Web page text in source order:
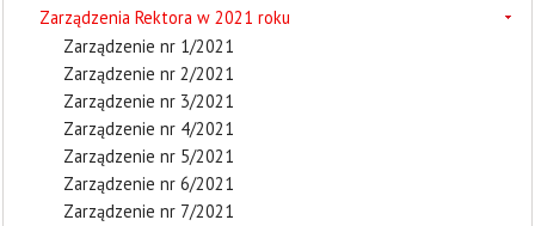
Zarządzenia Rektora w 2021 roku
Zarządzenie nr 1/2021
Zarządzenie nr 2/2021
Zarządzenie nr 3/2021
Zarządzenie nr 4/2021
Zarządzenie nr 5/2021
Zarządzenie nr 6/2021
Zarządzenie nr 7/2021